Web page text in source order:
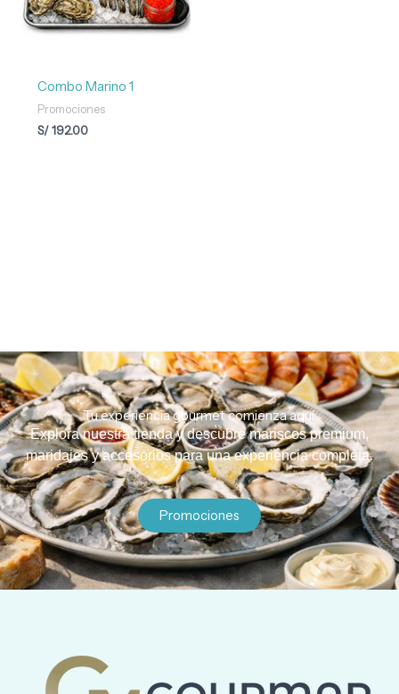
Combo Marino 1
Promociones
S/192.00
Tu experiencia gourmet comienza aquí.
Explora nuestra tienda y descubre mariscos premium,
maridajes y accesorios para una experiencia completa.
Promociones